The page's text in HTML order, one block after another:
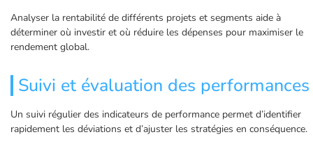
Analyser la rentabilité de différents projets et segments aide à
déterminer où investir et où réduire les dépenses pour maximiser le
rendement global.
Suivi et évaluation des performances
Un suivi régulier des indicateurs de performance permet d’identifier
rapidement les déviations et d’ajuster les stratégies en conséquence.